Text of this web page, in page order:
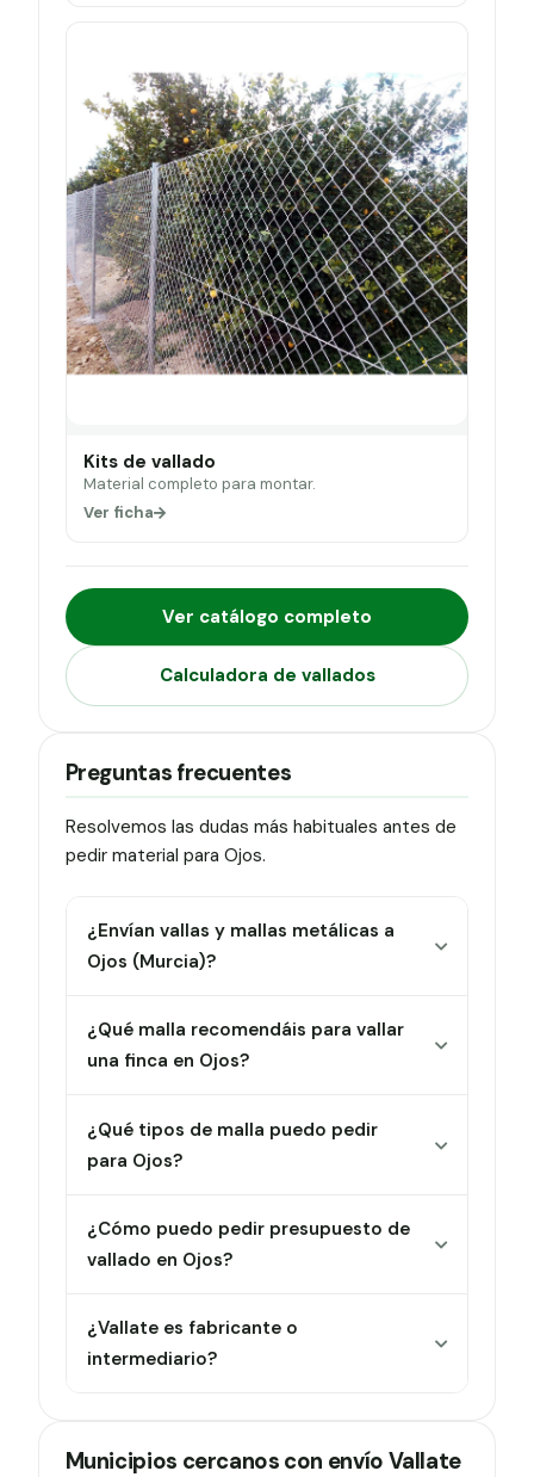
Kits de vallado
Material completo para montar.
Ver ficha
Ver catálogo completo
Calculadora de vallados
Preguntas frecuentes
Resolvemos las dudas más habituales antes de
pedir material para Ojos.
¿Envían vallas y mallas metálicas a
Ojos (Murcia)?
¿Qué malla recomendáis para vallar
una finca en Ojos?
¿Qué tipos de malla puedo pedir
para Ojos?
¿Cómo puedo pedir presupuesto de
vallado en Ojos?
¿Vallate es fabricante o
intermediario?
Municipios cercanos con envío Vallate